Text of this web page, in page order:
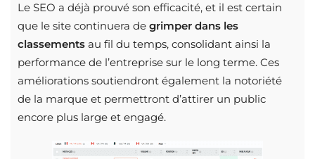
Le SEO a déjà prouvé son efficacité, et il est certain
que le site continuera de grimper dans les
classements au fil du temps, consolidant ainsi la
performance de l’entreprise sur le long terme. Ces
améliorations soutiendront également la notoriété
de la marque et permettront d’attirer un public
encore plus large et engagé.